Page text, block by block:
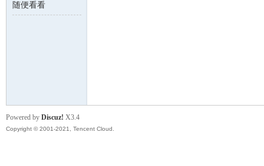
随便看看
Powered by Discuz! X3.4
Copyright © 2001-2021, Tencent Cloud.